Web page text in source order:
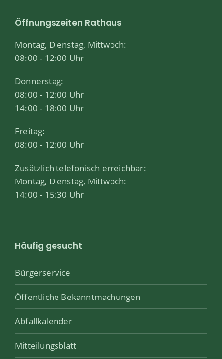
Öffnungszeiten Rathaus
Montag, Dienstag, Mittwoch:
08:00 - 12:00 Uhr
Donnerstag:
08:00 - 12:00 Uhr
14:00 - 18:00 Uhr
Freitag:
08:00 - 12:00 Uhr
Zusätzlich telefonisch erreichbar:
Montag, Dienstag, Mittwoch:
14:00 - 15:30 Uhr
Häufig gesucht
Bürgerservice
Öffentliche Bekanntmachungen
Abfallkalender
Mitteilungsblatt